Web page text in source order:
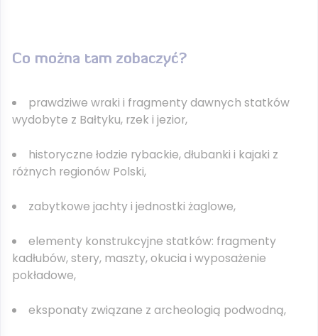
Co można tam zobaczyć?
prawdziwe wraki i fragmenty dawnych statków
wydobyte z Bałtyku, rzek i jezior,
historyczne łodzie rybackie, dłubanki i kajaki z
różnych regionów Polski,
zabytkowe jachty i jednostki żaglowe,
elementy konstrukcyjne statków: fragmenty
kadłubów, stery, maszty, okucia i wyposażenie
pokładowe,
eksponaty związane z archeologią podwodną,